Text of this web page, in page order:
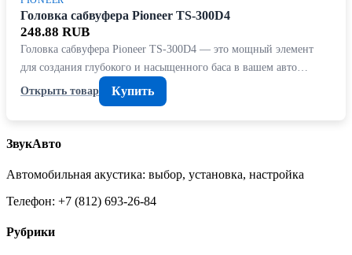
Головка сабвуфера Pioneer TS-300D4
248.88 RUB
Головка сабвуфера Pioneer TS-300D4 — это мощный элемент
для создания глубокого и насыщенного баса в вашем авто…
Открыть товар
Купить
ЗвукАвто
Автомобильная акустика: выбор, установка, настройка
Телефон: +7 (812) 693-26-84
Рубрики